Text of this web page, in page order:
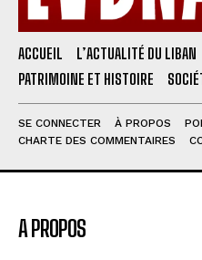
ACCUEIL L’ACTUALITÉ DU LIBAN
PATRIMOINE ET HISTOIRE
SE CONNECTER À PROPOS
CHARTE DES COMMENTAIRES
A PROPOS